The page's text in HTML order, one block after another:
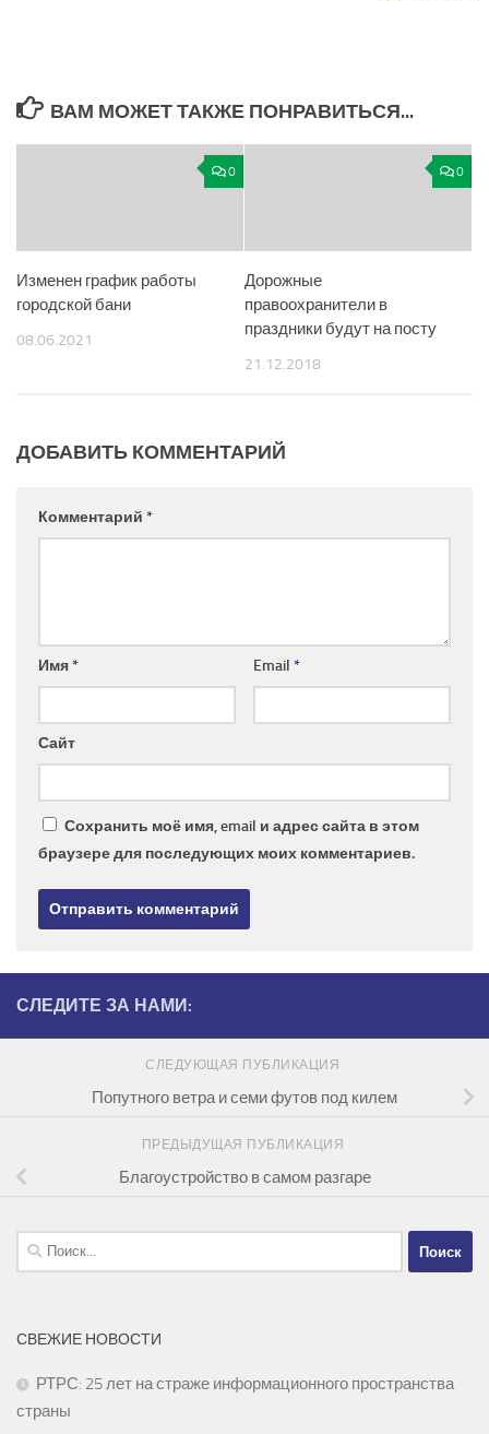
ВАМ МОЖЕТ ТАКЖЕ ПОНРАВИТЬСЯ...
0
Изменен график работы
городской бани
08.06.2021
0
Дорожные
правоохранители в
праздники будут на посту
21.12.2018
ДОБАВИТЬ КОММЕНТАРИЙ
Комментарий *
Имя* Email *
Сайт
Сохранить моё имя, email и адрес сайта в этом
браузере для последующих моих комментариев.
СЛЕДИТЕ ЗА НАМИ:
СЛЕДУЮЩАЯ ПУБЛИКАЦИЯ
Попутного ветра и семи футов под килем
ПРЕДЫДУЩАЯ ПУБЛИКАЦИЯ
Благоустройство в самом разгаре
Найти:
СВЕЖИЕ НОВОСТИ
РТРС: 25 лет на страже информационного пространства
страны